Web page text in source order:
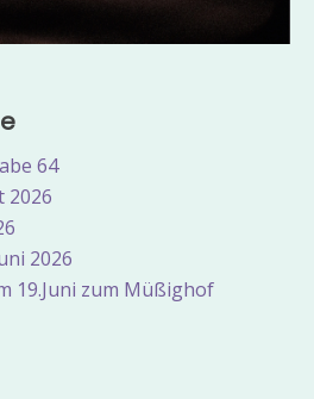
64
2026
2026
19.Juni zum Müßighof